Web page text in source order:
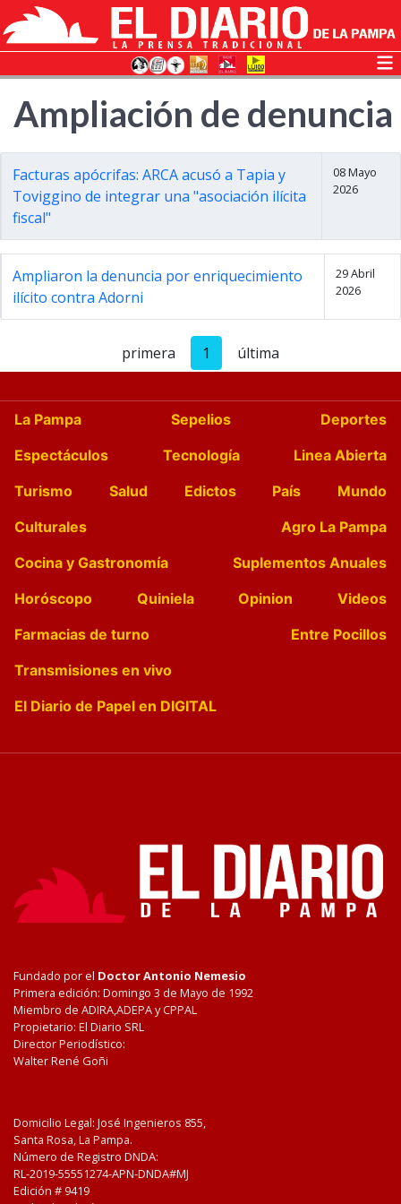
Ampliación de denuncia
Facturas apócrifas: ARCA acusó a Tapia y
Toviggino de integrar una "asociación ilícita
fiscal"
08 Mayo
2026
Ampliaron la denuncia por enriquecimiento
ilícito contra Adorni
29 Abril
2026
primera 1 última
La Pampa Sepelios
Deportes
Espectáculos
Tecnología
Linea Abierta
Turismo
Salud Edictos País
Mundo
Culturales
Agro La Pampa
Cocina y Gastronomía
Suplementos Anuales
Horóscopo
Quiniela Opinion
Videos
Farmacias de turno
Entre Pocillos
Transmisiones en vivo
El Diario de Papel en DIGITAL
Fundado por el Doctor Antonio Nemesio
Primera edición: Domingo 3 de Mayo de 1992
Miembro de ADIRA,ADEPA y CPPAL
Propietario: El Diario SRL
Director Periodístico:
Walter René Goñi
Domicilio Legal: José Ingenieros 855,
Santa Rosa, La Pampa.
Número de Registro DNDA:
RL-2019-55551274-APN-DNDA#MJ
Edición # 9419